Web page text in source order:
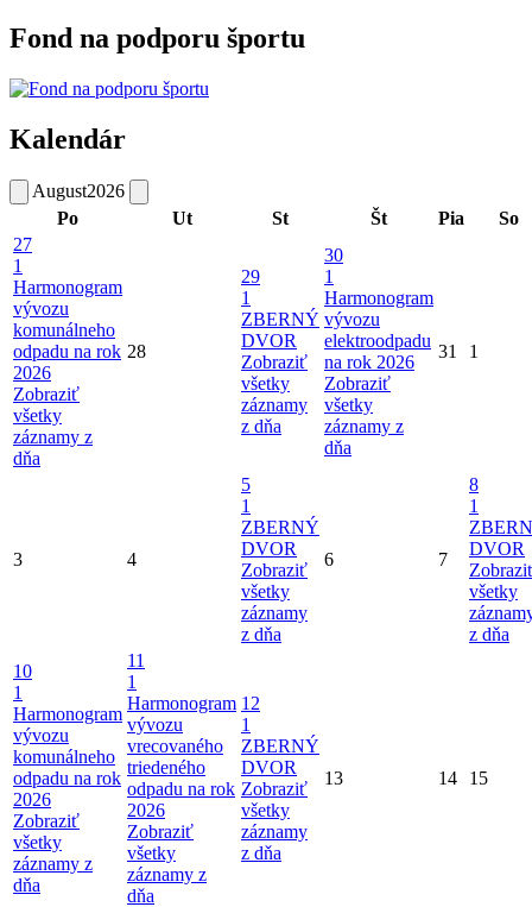
Fond na podporu športu
Kalendár
August2026
Po
Ut St Št Pia
So
27
1
Harmonogram
vývozu
komunálneho
odpadu na rok
2026
Zobraziť
všetky
záznamy z
dňa
28
29
1
ZBERNÝ
DVOR
Zobraziť
všetky
záznamy
z dňa
30
1
Harmonogram
vývozu
elektroodpadu
na rok 2026
Zobraziť
všetky
záznamy z
dňa
31 1
3 4
5
1
ZBERNÝ
DVOR
Zobraziť
všetky
záznamy
z dňa
6 7
8
1
DVOR
všetky
z dňa
10
1
Harmonogram
vývozu
komunálneho
odpadu na rok
2026
Zobraziť
všetky
záznamy z
dňa
11
1
Harmonogram
vývozu
vrecovaného
triedeného
odpadu na rok
2026
Zobraziť
všetky
záznamy z
dňa
12
1
ZBERNÝ
DVOR
Zobraziť
všetky
záznamy
z dňa
13 14 15